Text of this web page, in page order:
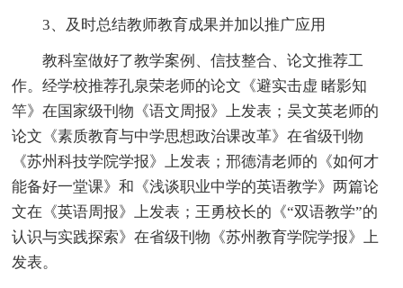
3、及时总结教师教育成果并加以推广应用
教科室做好了教学案例、信技整合、论文推荐工
作。经学校推荐孔泉荣老师的论文《避实击虚 睹影知
竿》在国家级刊物《语文周报》上发表；吴文英老师的
论文《素质教育与中学思想政治课改革》在省级刊物
《苏州科技学院学报》上发表；邢德清老师的《如何才
能备好一堂课》和《浅谈职业中学的英语教学》两篇论
文在《英语周报》上发表；王勇校长的《“双语教学”的
认识与实践探索》在省级刊物《苏州教育学院学报》上
发表。